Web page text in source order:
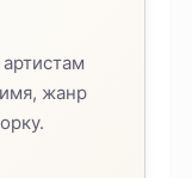
жанр